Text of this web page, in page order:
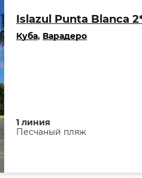
Islazul Punta Blanca
Куба, Варадеро
1 линия
Песчаный пляж